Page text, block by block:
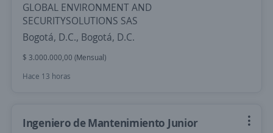
GLOBAL ENVIRONMENT AND
SECURITYSOLUTIONS SAS
Bogotá, D.C., Bogotá, D.C.
$ 3.000.000,00 (Mensual)
Hace 13 horas
Ingeniero de Mantenimiento Junior